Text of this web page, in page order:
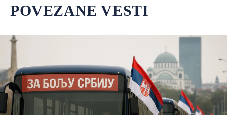
POVEZANE VESTI